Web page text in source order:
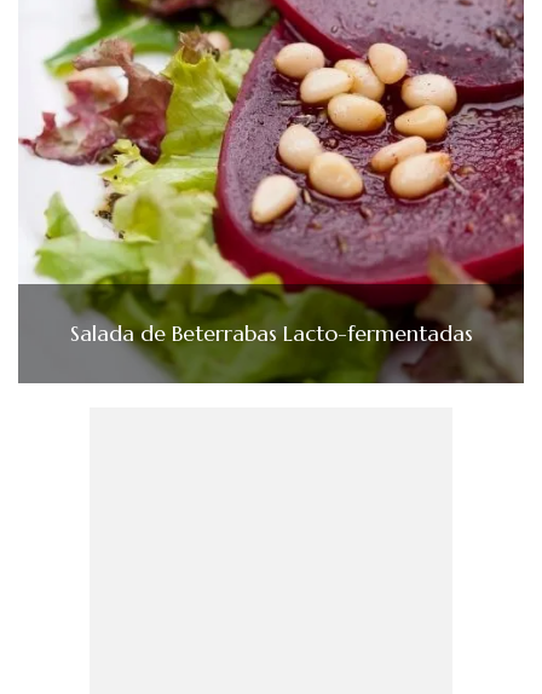
Salada de Beterrabas Lacto-fermentadas